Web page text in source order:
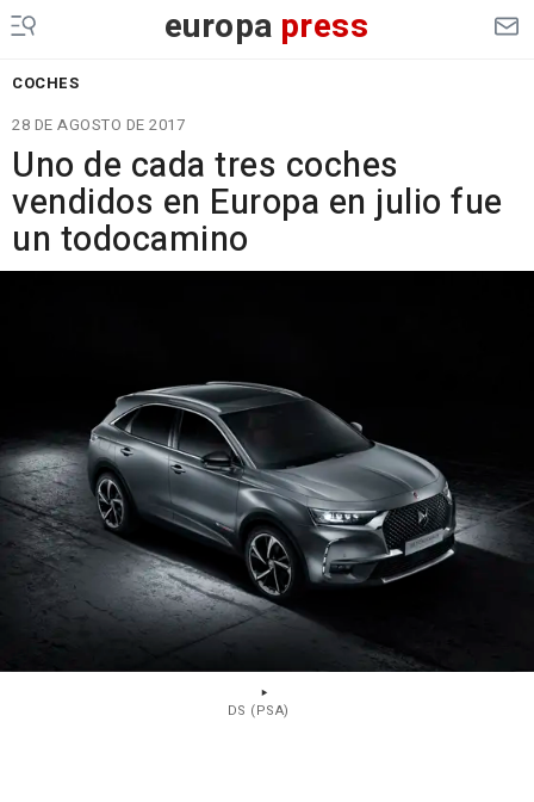
europa press
COCHES
28 DE AGOSTO DE 2017
Uno de cada tres coches
vendidos en Europa en julio fue
un todocamino
DS (PSA)